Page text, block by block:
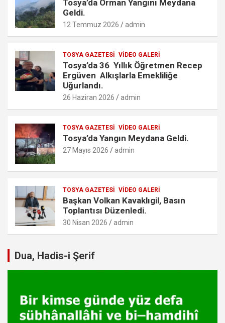
m
Tosya’da Orman Yangını Meydana
Geldi.
12 Temmuz 2026 admin
TOSYA GAZETESI VIDEO GALERI
Tosya’da 36 Yıllık Öğretmen Recep
Ergüven Alkışlarla Emekliliğe
Uğurlandı.
26 Haziran 2026 admin
TOSYA GAZETESI VIDEO GALERI
Tosya’da Yangın Meydana Geldi.
27 Mayıs 2026 admin
TOSYA GAZETESI VIDEO GALERI
Başkan Volkan Kavaklıgil, Basın
Toplantısı Düzenledi.
30 Nisan 2026 admin
Dua, Hadis-i Şerif